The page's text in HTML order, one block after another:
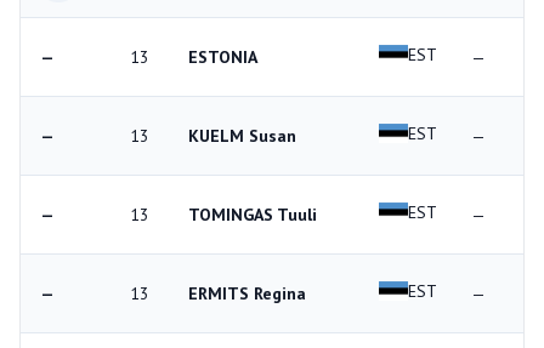
— 13 ESTONIA EST —
— 13 KUELM Susan EST —
— 13 TOMINGAS Tuuli EST —
— 13 ERMITS Regina EST —